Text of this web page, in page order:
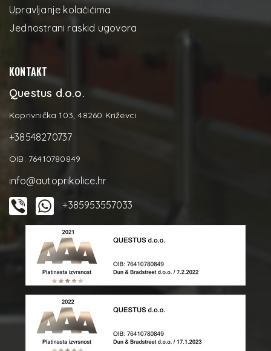
Upravljanje kolačićima
Jednostrani raskid ugovora
KONTAKT
Questus d.o.o.
Koprivnička 103, 48260 Križevci
+38548270737
OIB: 76410780849
info@autoprikolice.hr
+385953557033